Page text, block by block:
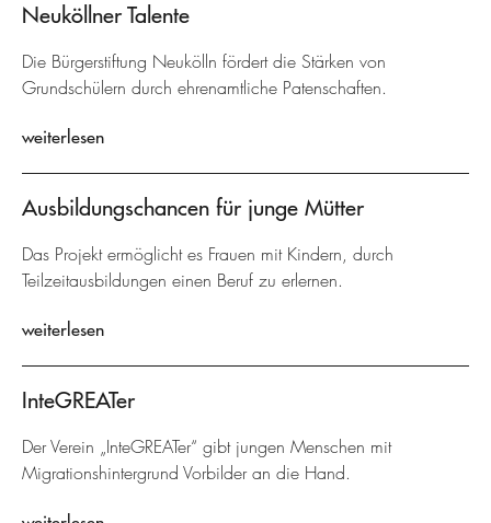
Neuköllner Talente
Die Bürgerstiftung Neukölln fördert die Stärken von
Grundschülern durch ehrenamtliche Patenschaften.
weiterlesen
Ausbildungschancen für junge Mütter
Das Projekt ermöglicht es Frauen mit Kindern, durch
Teilzeitausbildungen einen Beruf zu erlernen.
weiterlesen
InteGREATer
Der Verein „InteGREATer“ gibt jungen Menschen mit
Migrationshintergrund Vorbilder an die Hand.